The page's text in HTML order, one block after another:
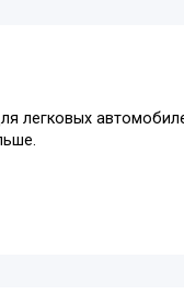
легковых